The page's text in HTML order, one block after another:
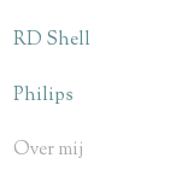
RD Shell
Philips
Over mij